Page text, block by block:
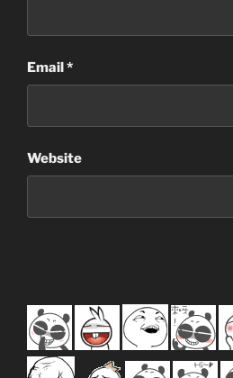
Email*
Website